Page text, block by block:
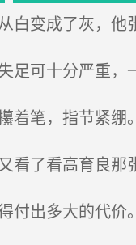
变成了灰，他
足可十分严重，
笔，指节紧绷。
看了看高育良
出多大的代价。